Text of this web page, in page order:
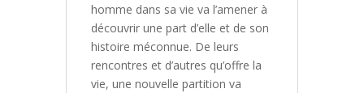
homme dans sa vie va l’amener à
découvrir une part d’elle et de son
histoire méconnue. De leurs
rencontres et d’autres qu’offre la
vie, une nouvelle partition va